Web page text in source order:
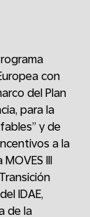
con
del Plan
para la
y de
a la
III
IDAE,
de la